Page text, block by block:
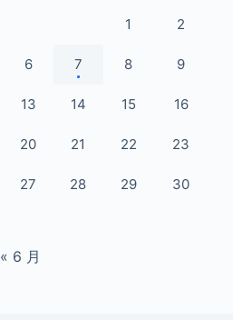
1 2
6 7 8 9
13 14 15 16
20 21 22 23
27 28 29 30
« 6 月